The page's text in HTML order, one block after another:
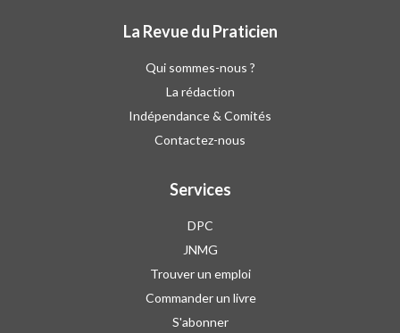
La Revue du Praticien
Qui sommes-nous ?
La rédaction
Indépendance & Comités
Contactez-nous
Services
DPC
JNMG
Trouver un emploi
Commander un livre
S'abonner